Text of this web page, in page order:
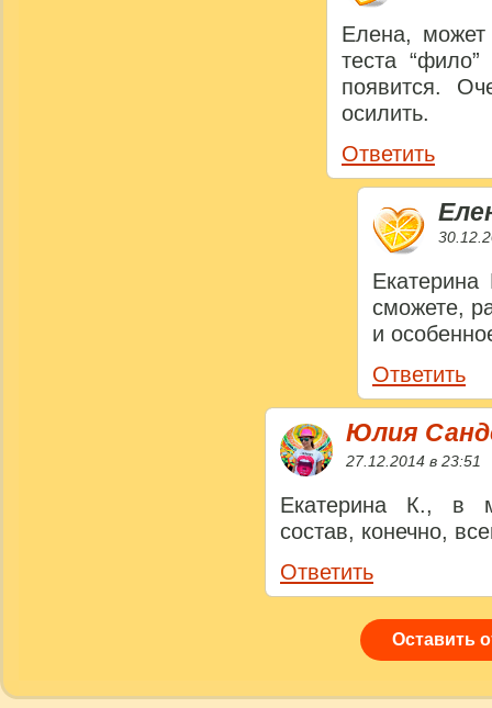
Елена, может
теста
появится.
осилить.
Ответить
Екатерина
сможете,
и
Ответить
Юлия
27.12.2014 в 23:51
Екатерина К., в
состав, конечно,
Ответить
Оставить